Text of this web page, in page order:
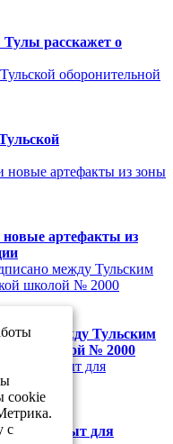
расскажет о
артефакты из
между Тульским
школой № 2000
закрыт для
cookie
с